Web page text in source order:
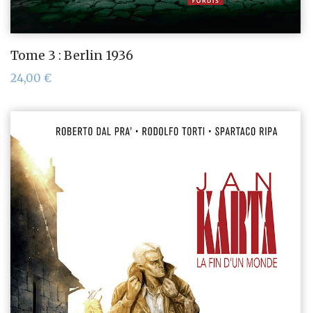
Tome 3 : Berlin 1936
24,00 €